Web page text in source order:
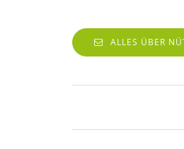
ALLES ÜBER